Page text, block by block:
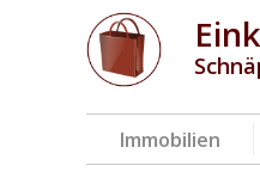
Immobilien